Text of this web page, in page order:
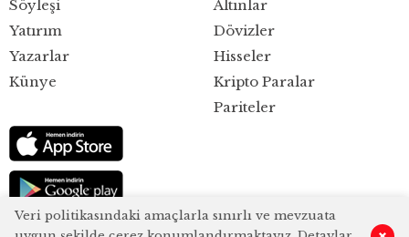
Söyleşi
Yatırım
Yazarlar
Künye
Altınlar
Dövizler
Hisseler
Kripto Paralar
Pariteler
Veri politikasındaki amaçlarla sınırlı ve mevzuata